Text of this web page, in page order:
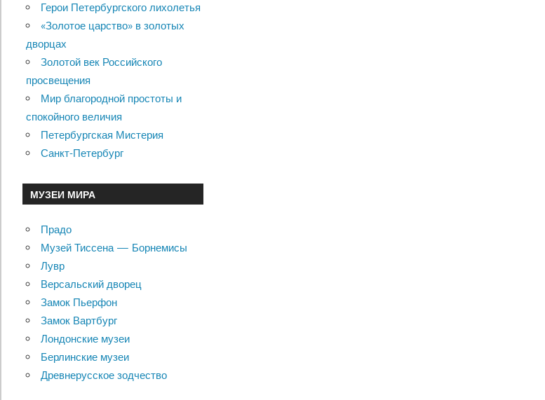
Герои Петербургского лихолетья
«Золотое царство» в золотых
дворцах
Золотой век Российского
просвещения
Мир благородной простоты и
спокойного величия
Петербургская Мистерия
Санкт-Петербург
МУЗЕИ МИРА
Прадо
Музей Тиссена — Борнемисы
Лувр
Версальский дворец
Замок Пьерфон
Замок Вартбург
Лондонские музеи
Берлинские музеи
Древнерусское зодчество